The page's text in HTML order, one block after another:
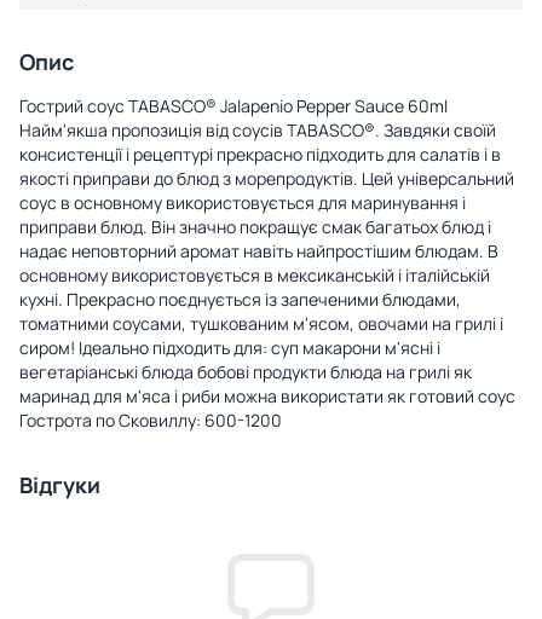
Опис
Гострий соус TABASCO® Jalapenio Pepper Sauce 60ml
Найм'якша пропозиція від соусів TABASCO®. Завдяки своїй
консистенції і рецептурі прекрасно підходить для салатів і в
якості приправи до блюд з морепродуктів. Цей універсальний
соус в основному використовується для маринування і
приправи блюд. Він значно покращує смак багатьох блюд і
надає неповторний аромат навіть найпростішим блюдам. В
основному використовується в мексиканській і італійській
кухні. Прекрасно поєднується із запеченими блюдами,
томатними соусами, тушкованим м'ясом, овочами на грилі і
сиром! Ідеально підходить для: суп макарони м'ясні і
вегетаріанські блюда бобові продукти блюда на грилі як
маринад для м'яса і риби можна використати як готовий соус
Гострота по Сковиллу: 600-1200
Відгуки